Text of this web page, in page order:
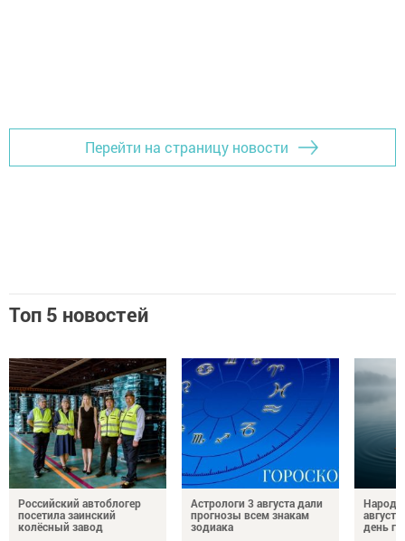
Перейти на страницу новости
Топ 5 новостей
Российский автоблогер
посетила заинский
колёсный завод
Астрологи 3 августа дали
прогнозы всем знакам
зодиака
день